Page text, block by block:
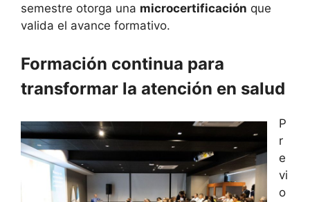
semestre otorga una microcertificación que
valida el avance formativo.
Formación continua para
transformar la atención en salud
P
r
e
vi
o